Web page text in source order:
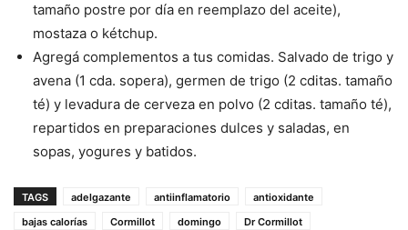
tamaño postre por día en reemplazo del aceite),
mostaza o kétchup.
Agregá complementos a tus comidas. Salvado de trigo y
avena (1 cda. sopera), germen de trigo (2 cditas. tamaño
té) y levadura de cerveza en polvo (2 cditas. tamaño té),
repartidos en preparaciones dulces y saladas, en
sopas, yogures y batidos.
TAGS adelgazante antiinflamatorio
antioxidante
bajas calorías
Cormillot domingo
Dr Cormillot